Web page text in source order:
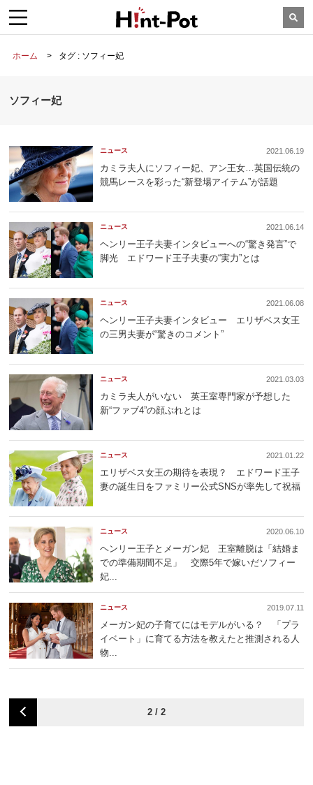
ホーム タグ : ソフィー妃
ソフィー妃
ニュース 2021.06.19
カミラ夫人にソフィー妃、アン王女…英国伝統の
競馬レースを彩った“新登場アイテム”が話題
ニュース 2021.06.14
ヘンリー王子夫妻インタビューへの“驚き発言”で
脚光 エドワード王子夫妻の“実力”とは
ニュース 2021.06.08
ヘンリー王子夫妻インタビュー エリザベス女王
の三男夫妻が“驚きのコメント”
ニュース 2021.03.03
カミラ夫人がいない 英王室専門家が予想した
新“ファブ4”の顔ぶれとは
ニュース 2021.01.22
エリザベス女王の期待を表現？ エドワード王子
妻の誕生日をファミリー公式SNSが率先して祝福
ニュース 2020.06.10
ヘンリー王子とメーガン妃 王室離脱は「結婚ま
での準備期間不足」 交際5年で嫁いだソフィー
妃...
ニュース 2019.07.11
メーガン妃の子育てにはモデルがいる？ 「プラ
イベート」に育てる方法を教えたと推測される人
物...
2 / 2